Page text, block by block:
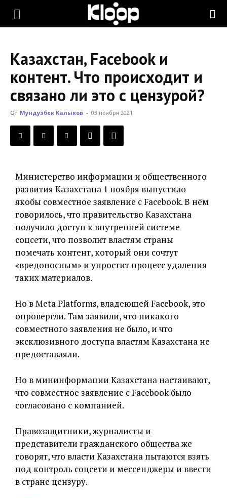
KLOOP.KG
Новости
Кыргызстана
Казахстан, Facebook и
контент. Что происходит и
связано ли это с цензурой?
От Мундузбек Калыков - 03 ноября 2021
Министерство информации и общественного
развития Казахстана 1 ноября выпустило
якобы совместное заявление с Facebook. В нём
говорилось, что правительство Казахстана
получило доступ к внутренней системе
соцсети, что позволит властям страны
помечать контент, который они сочтут
«вредоносным» и упростит процесс удаления
таких материалов.
Но в Meta Platforms, владеющей Facebook, это
опровергли. Там заявили, что никакого
совместного заявления не было, и что
эксклюзивного доступа властям Казахстана не
предоставляли.
Но в мининформации Казахстана настаивают,
что совместное заявление с Facebook было
согласовано с компанией.
Правозащитники, журналисты и
представители гражданского общества же
говорят, что власти Казахстана пытаются взять
под контроль соцсети и мессенджеры и ввести
в стране цензуру.